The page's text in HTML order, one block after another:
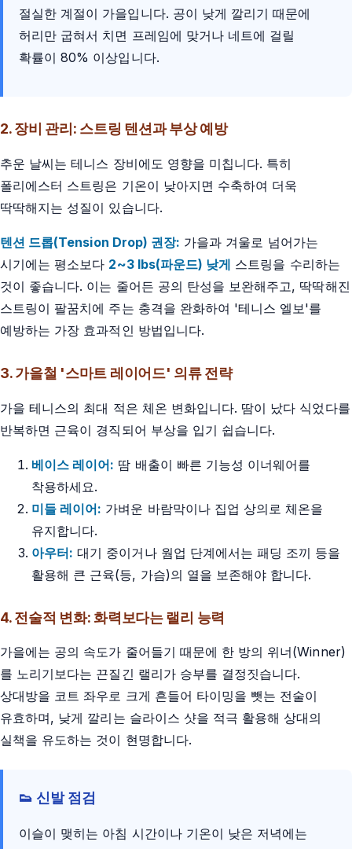
절실한 계절이 가을입니다. 공이 낮게 깔리기 때문에
허리만 굽혀서 치면 프레임에 맞거나 네트에 걸릴
확률이 80% 이상입니다.
2. 장비 관리: 스트링 텐션과 부상 예방
추운 날씨는 테니스 장비에도 영향을 미칩니다. 특히
폴리에스터 스트링은 기온이 낮아지면 수축하여 더욱
딱딱해지는 성질이 있습니다.
텐션 드롭(Tension Drop) 권장: 가을과 겨울로 넘어가는
시기에는 평소보다 2~3 lbs(파운드) 낮게 스트링을 수리하는
것이 좋습니다. 이는 줄어든 공의 탄성을 보완해주고, 딱딱해진
스트링이 팔꿈치에 주는 충격을 완화하여 '테니스 엘보'를
예방하는 가장 효과적인 방법입니다.
3. 가을철 '스마트 레이어드' 의류 전략
가을 테니스의 최대 적은 체온 변화입니다. 땀이 났다 식었다를
반복하면 근육이 경직되어 부상을 입기 쉽습니다.
베이스 레이어: 땀 배출이 빠른 기능성 이너웨어를
착용하세요.
미들 레이어: 가벼운 바람막이나 집업 상의로 체온을
유지합니다.
아우터: 대기 중이거나 웜업 단계에서는 패딩 조끼 등을
활용해 큰 근육(등, 가슴)의 열을 보존해야 합니다.
4. 전술적 변화: 화력보다는 랠리 능력
가을에는 공의 속도가 줄어들기 때문에 한 방의 위너(Winner)
를 노리기보다는 끈질긴 랠리가 승부를 결정짓습니다.
상대방을 코트 좌우로 크게 흔들어 타이밍을 뺏는 전술이
유효하며, 낮게 깔리는 슬라이스 샷을 적극 활용해 상대의
실책을 유도하는 것이 현명합니다.
👟 신발 점검
이슬이 맺히는 아침 시간이나 기온이 낮은 저녁에는